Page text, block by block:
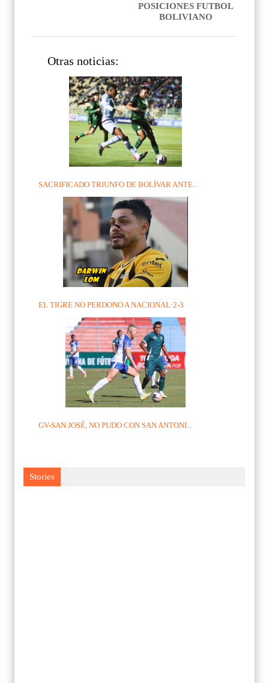
POSICIONES FUTBOL
BOLIVIANO
Otras noticias:
SACRIFICADO TRIUNFO DE BOLÍVAR ANTE...
EL TIGRE NO PERDONO A NACIONAL:2-3
GV-SAN JOSÉ, NO PUDO CON SAN ANTONI...
Stories